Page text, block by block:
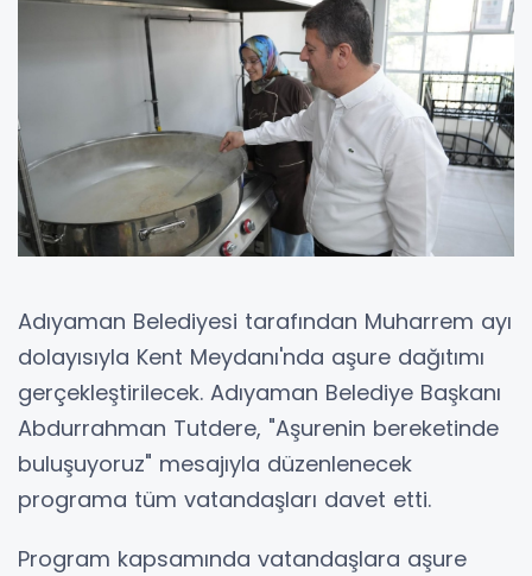
Adıyaman Belediyesi tarafından Muharrem ayı
dolayısıyla Kent Meydanı'nda aşure dağıtımı
gerçekleştirilecek. Adıyaman Belediye Başkanı
Abdurrahman Tutdere, "Aşurenin bereketinde
buluşuyoruz" mesajıyla düzenlenecek
programa tüm vatandaşları davet etti.
Program kapsamında vatandaşlara aşure